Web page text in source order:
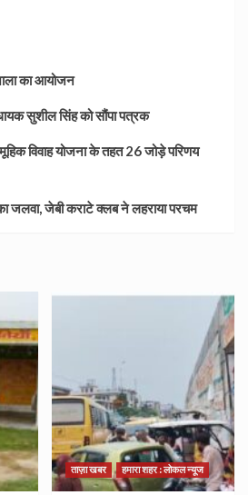
का आयोजन
सुशील सिंह को सौंपा पत्रक
विवाह योजना के तहत 26 जोड़े परिणय
जलवा, जेबी कराटे क्लब ने लहराया परचम
ताज़ा खबर हमारा शहर : लोकल न्यूज